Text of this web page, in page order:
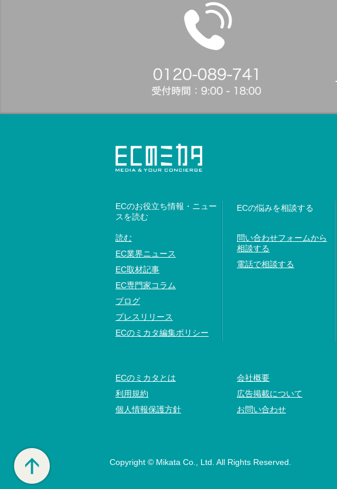
ECのお役立ち情報・ニュー
スを読む
読む
EC業界ニュース
EC取材記事
EC専門家コラム
ブログ
プレスリリース
ECのミカタ編集ポリシー
ECの悩みを相談する
問い合わせフォームから
相談する
電話で相談する
ECのミカタとは
利用規約
個人情報保護方針
会社概要
広告掲載について
お問い合わせ
Copyright © Mikata Co., Ltd. All Rights Reserved.